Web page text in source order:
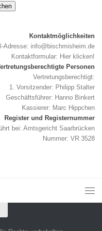
Kontaktmöglichkeiten
Adresse: info@bischmisheim.de
Kontaktformular: Hier klicken!
Personen
Vertretungsberechtigt:
1. Vorsitzender: Philipp Stalter
Geschäftsführer: Hanno Binkert
Kassierer: Marc Hippchen
Register und Registernummer
bei: Amtsgericht Saarbrücken
Nummer: VR 3528